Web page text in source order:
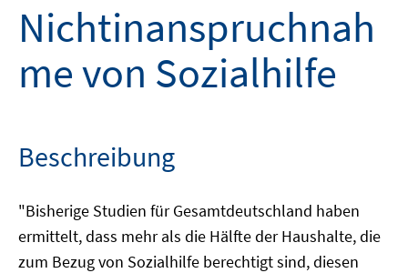
Nichtinanspruchnah
me von Sozialhilfe
Beschreibung
"Bisherige Studien für Gesamtdeutschland haben
ermittelt, dass mehr als die Hälfte der Haushalte, die
zum Bezug von Sozialhilfe berechtigt sind, diesen